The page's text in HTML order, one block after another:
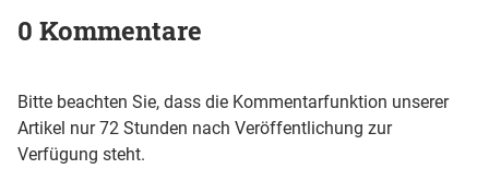
0 Kommentare
Bitte beachten Sie, dass die Kommentarfunktion unserer
Artikel nur 72 Stunden nach Veröffentlichung zur
Verfügung steht.